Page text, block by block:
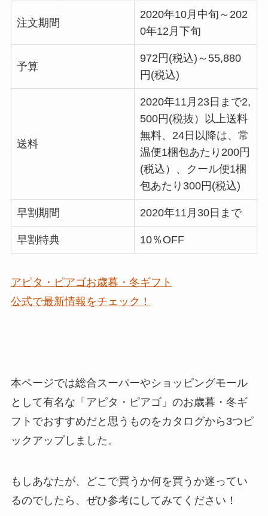
注文期間
2020年10月中旬～202
0年12月下旬
予算
972円(税込)～55,880
円(税込)
送料
2020年11月23日まで2,
500円(税抜）以上送料
無料、24日以降は、常
温便1梱包あたり200円
(税込）、クール便1梱
包あたり300円(税込)
早割期間 2020年11月30日まで
早割特典 10％OFF
アピタ・ピアゴお歳暮・冬ギフト
公式で最新情報をチェック！
本ページでは総合スーパーやショッピングモール
として有名な「アピタ・ピアゴ」のお歳暮・冬ギ
フトでおすすめだと思うものをカタログから3つピ
ックアップしました。
もしあなたが、どこで買うか何を買うか迷ってい
るのでしたら、ぜひ参考にしてみてください！